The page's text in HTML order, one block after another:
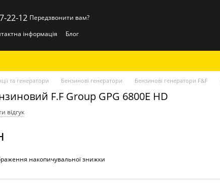
22-12 Передзвонити вам?
інформація Блог
та генератори Бензинові генератори Бензинові генератори F&F
F.F Group GPG 6800E HD
відгук
накопичувальної знижки